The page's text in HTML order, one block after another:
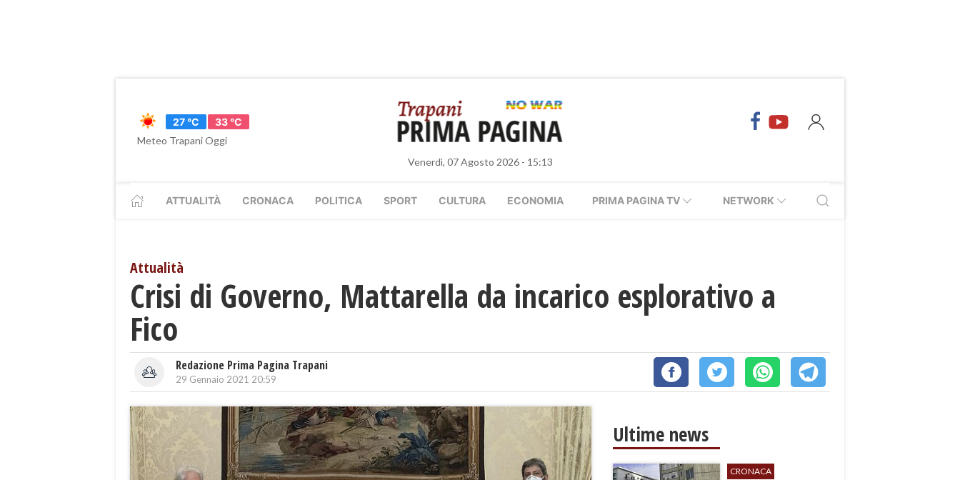
27 °C
33 °C
Meteo Trapani Oggi
Venerdì, 07 Agosto 2026 - 15:13
ATTUALITÀ CRONACA POLITICA SPORT CULTURA ECONOMIA PRIMA PAGINA TV NETWORK
Attualità
Crisi di Governo, Mattarella da incarico esplorativo a
Fico
Redazione Prima Pagina Trapani
29 Gennaio 2021 20:59
Ultime news
CRONACA